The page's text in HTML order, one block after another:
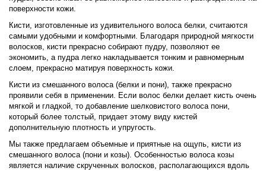
поверхности кожи.
Кисти, изготовленные из удивительного волоса белки, считаются
самыми удобными и комфортными. Благодаря природной мягкости
волосков, кисти прекрасно собирают пудру, позволяют ее
экономить, а пудра легко накладывается тонким и равномерным
слоем, прекрасно матируя поверхность кожи.
Кисти из смешанного волоса (белки и пони), также прекрасно
проявили себя в применении. Если волос белки делает кисть очень
мягкой и гладкой, то добавление шелковистого волоса пони,
который более толстый, придает этому виду кистей
дополнительную плотность и упругость.
Мы также предлагаем объемные и приятные на ощупь, кисти из
смешанного волоса (пони и козы). Особенностью волоса козы
является наличие скрученных волосков, располагающихся вдоль